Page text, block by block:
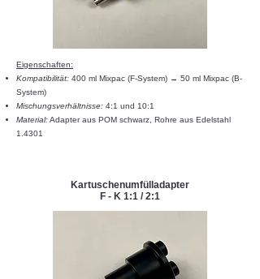
Eigenschaften:​​
Kompatibilität: 400 ml Mixpac (F-System) → 50 ml Mixpac (B-
System)
Mischungsverhältnisse: 4:1 und 10:1
Material:Adapter aus POM schwarz, Rohre aus Edelstahl
1.4301
Kartuschenumfülladapter
F - K 1:1 / 2:1